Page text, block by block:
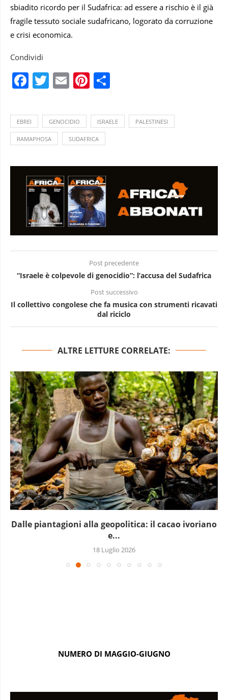
sbiadito ricordo per il Sudafrica: ad essere a rischio è il già
fragile tessuto sociale sudafricano, logorato da corruzione
e crisi economica.
Condividi
Facebook
Twitter
EmailPinterest
EBREI GENOCIDIO ISRAELE PALESTINESI
RAMAPHOSA SUDAFRICA
Post precedente
“Israele è colpevole di genocidio”: l’accusa del Sudafrica
Post successivo
Il collettivo congolese che fa musica con strumenti ricavati
dal riciclo
ALTRE LETTURE CORRELATE:
Dalle piantagioni alla geopolitica: il cacao ivoriano
e...
18 Luglio 2026
NUMERO DI MAGGIO-GIUGNO